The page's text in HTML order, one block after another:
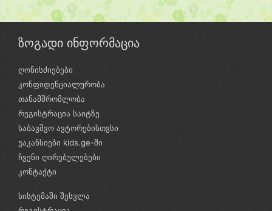
ზოგადი ინფორმაცია
ღონისძიებები
კონფიდენციალურობა
თანამშრომლობა
რეგისტრაცია საიტზე
საბავშვო ავტორებისთვსი
ვაკანსიები kids.ge-ში
ჩვენი ღირებულებები
კონტაქტი
სისტემაში შესვლა